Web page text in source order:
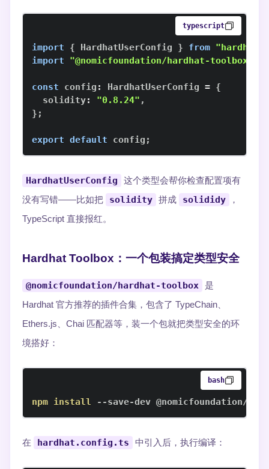
typescript
import { HardhatUserConfig } from "hardhat/
import
"@nomicfoundation/hardhat-toolbox"
const config : HardhatUserConfig = {
  solidity
: "0.8.24" ,
} ;
export default config ;
HardhatUserConfig
这个类型会帮你检查配置项有
没有写错——比如把
solidity 拼成 solididy
，
TypeScript 直接报红。
Hardhat Toolbox：一个包装搞定类型安全
@nomicfoundation/hardhat-toolbox
是
Hardhat 官方推荐的插件合集，包含了 TypeChain、
Ethers.js、Chai 匹配器等，装一个包就把类型安全的环
境搭好：
bash
npm install --save-dev @nomicfoundation/
在 hardhat.config.ts 中引入后，执行编译：